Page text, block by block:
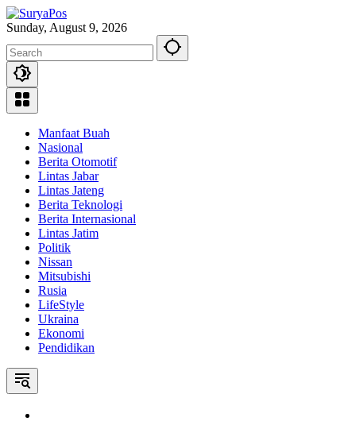
Skip
to
Sunday, August 9, 2026
Manfaat Buah
Nasional
Berita Otomotif
Lintas Jabar
Lintas Jateng
Berita Teknologi
Berita Internasional
Lintas Jatim
Politik
Nissan
Mitsubishi
Rusia
LifeStyle
Ukraina
Ekonomi
Pendidikan